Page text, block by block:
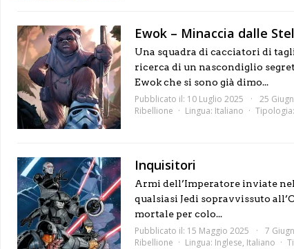
Ewok – Minaccia dalle
Una squadra di cacciatori di
ricerca di un nascondiglio
Ewok che si sono già dimo...
Pubblicato il: 10 Luglio 2025 25
Ribellione
Lingua: Italiano Tipologia:
Inquisitori
Armi dell’Imperatore inviate
qualsiasi Jedi sopravvissuto
mortale per colo...
Pubblicato il: 15 Maggio 2025 7
Ribellione
Lingua: Inglese, Italiano